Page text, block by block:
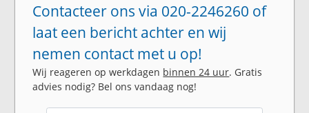
Contacteer ons via 020-2246260 of
laat een bericht achter en wij
nemen contact met u op!
Wij reageren op werkdagen binnen 24 uur. Gratis
advies nodig? Bel ons vandaag nog!